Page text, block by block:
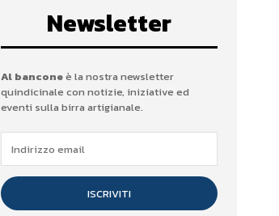
Newsletter
Al banconeè la nostra newsletter
quindicinale con notizie, iniziative ed
eventi sulla birra artigianale.
ISCRIVITI